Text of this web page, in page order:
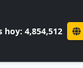
hoy: 4,854,512